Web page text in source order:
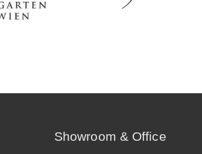
Showroom & Office